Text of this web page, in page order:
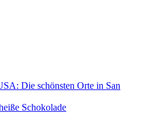
Die schönsten Orte in San
Schokolade